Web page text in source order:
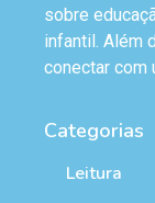
sobre
infantil. Além
conectar com
Categorias
Leitura